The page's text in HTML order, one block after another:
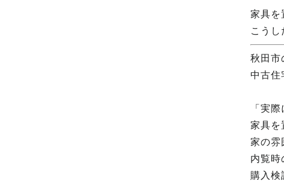
家具を
こうし
秋田市
中古住
「実
家具を
家の雰
内覧時
購入検